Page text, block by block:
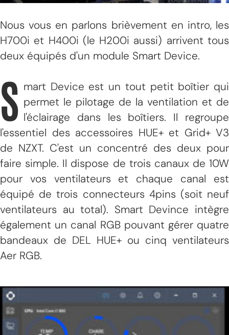
Nous vous en parlons brièvement en intro, les
H700i et H400i (le H200i aussi) arrivent tous
deux équipés d'un module Smart Device.
S mart Device est un tout petit boîtier qui
permet le pilotage de la ventilation et de
l'éclairage dans les boîtiers. Il regroupe
l'essentiel des accessoires HUE+ et Grid+ V3
de NZXT. C'est un concentré des deux pour
faire simple. Il dispose de trois canaux de 10W
pour vos ventilateurs et chaque canal est
équipé de trois connecteurs 4pins (soit neuf
ventilateurs au total). Smart Devince intègre
également un canal RGB pouvant gérer quatre
bandeaux de DEL HUE+ ou cinq ventilateurs
Aer RGB.